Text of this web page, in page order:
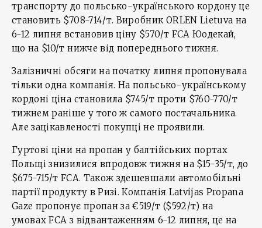
транспорту до польсько-українського кордону це
становить $708-714/т. Виробник ORLEN Lietuva на
6-12 липня встановив ціну $570/т FCA Юодекай,
що на $10/т нижче від попереднього тижня.
Залізничні обсяги на початку липня пропонувала
тільки одна компанія. На польсько-українському
кордоні ціна становила $745/т проти $760-770/т
тижнем раніше у того ж самого постачальника.
Але зацікавленості покупці не проявили.
Гуртові ціни на пропан у балтійських портах
Польщі знизилися впродовж тижня на $15-35/т, до
$675-715/т FCA. Також здешевшали автомобільні
партії продукту в Ризі. Компанія Latvijas Propana
Gaze пропонує пропан за €519/т ($592/т) на
умовах FCA з відвантаженням 6-12 липня, це на